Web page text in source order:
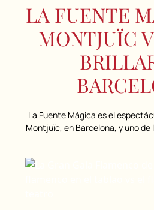
LA FUENTE
MONTJUÏC
La Fuente Mágica es el
Montjuïc, en Barcelona, y uno de